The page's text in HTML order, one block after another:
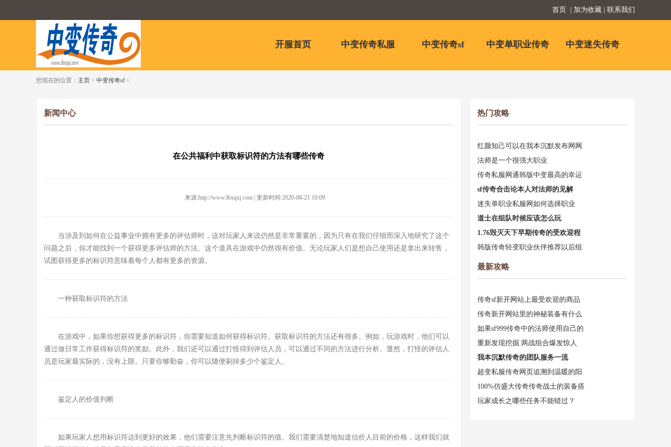
首页 | 加为收藏 | 联系我们
开服首页 中变传奇私服 中变传奇sf 中变单职业传奇 中变迷失传奇
您现在的位置： 主页 > 中变传奇sf >
新闻中心
在公共福利中获取标识符的方法有哪些传奇
来源:http://www.lbxqxj.com | 更新时间:2020-08-21 10:09
当涉及到如何在公益事业中拥有更多的评估师时，这对玩家人来说仍然是非常重要的，因为只有在我们仔细而深入地研究了这个
问题之后，你才能找到一个获得更多评估师的方法。这个道具在游戏中仍然很有价值。无论玩家人们是想自己使用还是拿出来转售，
试图获得更多的标识符意味着每个人都有更多的资源。
一种获取标识符的方法
在游戏中，如果你想获得更多的标识符，你需要知道如何获得标识符。获取标识符的方法还有很多。例如，玩游戏时，他们可以
通过做日常工作获得标识符的奖励。此外，我们还可以通过打怪得到评估人员，可以通过不同的方法进行分析。显然，打怪的评估人
员是玩家最实际的，没有上限。只要你够勤奋，你可以随便刷掉多少个鉴定人。
鉴定人的价值判断
如果玩家人想用标识符达到更好的效果，他们需要注意先判断标识符的值。我们需要清楚地知道估价人目前的价格，这样我们就
热门攻略
红颜知己可以在我本沉默发布网网
法师是一个很强大职业
传奇私服网通韩版中变最高的幸运
sf传奇合击论本人对法师的见解
迷失单职业私服网如何选择职业
道士在组队时候应该怎么玩
1.76毁灭天下早期传奇的受欢迎程
韩版传奇轻变职业伙伴推荐以后组
最新攻略
传奇sf新开网站上最受欢迎的商品
传奇新开网站里的神秘装备有什么
如果sf999传奇中的法师使用自己的
重新发现挖掘 两战组合爆发惊人
我本沉默传奇的团队服务一流
超变私服传奇网页追溯到温暖的阳
100%仿盛大传奇传奇战士的装备搭
玩家成长之哪些任务不能错过？